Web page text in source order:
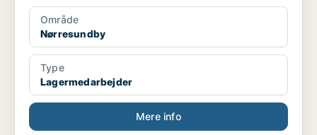
Område
Nørresundby
Type
Lagermedarbejder
Mere info